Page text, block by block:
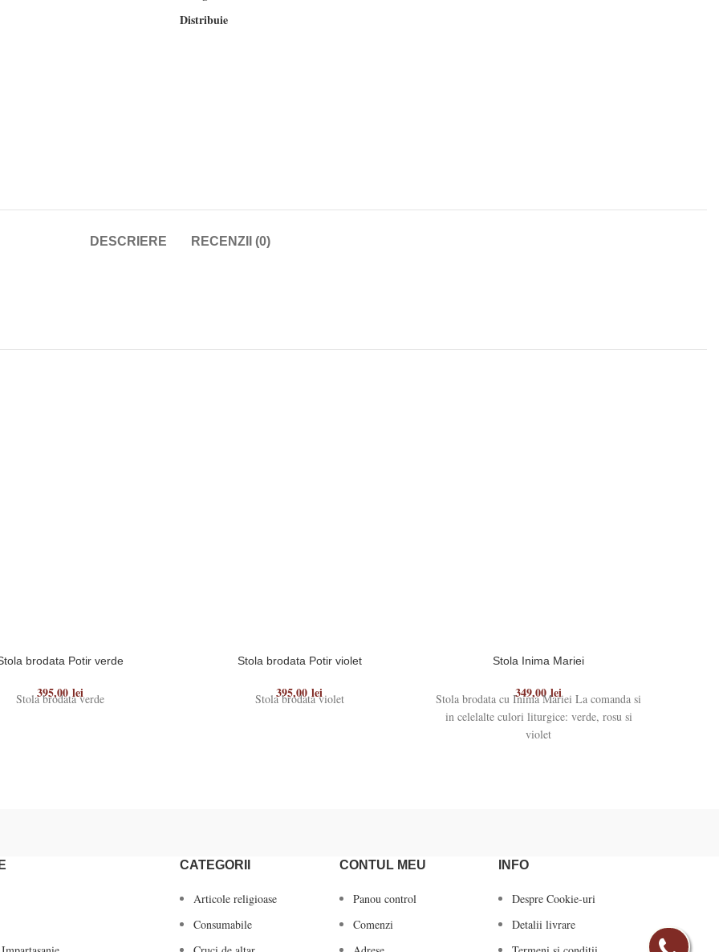
Distribuie
DESCRIERE RECENZII (0)
brodata Potir verde
395,00lei
Stola brodata verde
Stola brodata Potir violet
395,00lei
Stola brodata violet
Stola Inima Mariei
349,00lei
Stola brodata cu Inima Mariei La comanda si
in celelalte culori liturgice: verde, rosu si
violet
CATEGORII
Articole religioase
Consumabile
CONTUL MEU
Panou control
Comenzi
INFO
Despre Cookie-uri
Detalii livrare